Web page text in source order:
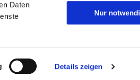
Daten
Details zeigen
Nur